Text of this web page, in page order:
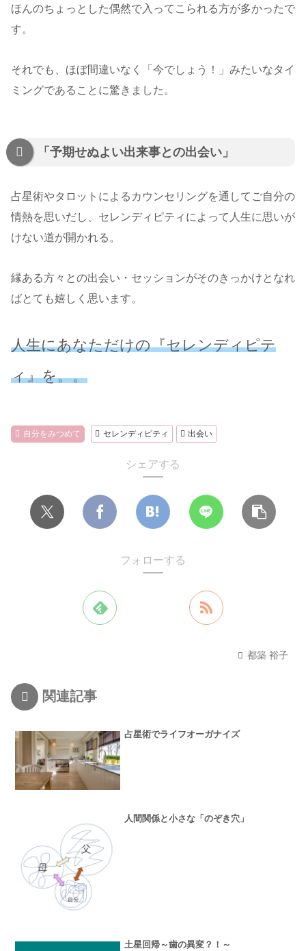
ほんのちょっとした偶然で入ってこられる方が多かったで
す。
それでも、ほぼ間違いなく「今でしょう！」みたいなタイ
ミングであることに驚きました。
「予期せぬよい出来事との出会い」
占星術やタロットによるカウンセリングを通してご自分の
情熱を思いだし、セレンディピティによって人生に思いが
けない道が開かれる。
縁ある方々との出会い・セッションがそのきっかけとなれ
ばとても嬉しく思います。
人生にあなただけの『セレンディピテ
ィ』を。。
自分をみつめて セレンディピティ 出会い
シェアする
フォローする
都築 裕子
関連記事
占星術でライフオーガナイズ
人間関係と小さな「のぞき穴」
土星回帰～歯の異変？！～